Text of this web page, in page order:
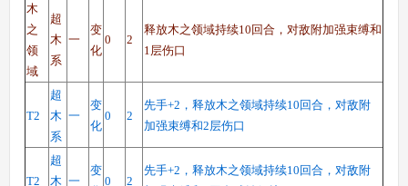
木
之
领
域
超
木
系
一
变
化
0 2
释放木之领域持续10回合，对敌附加强束缚和
1层伤口
T2
超
木
系
一
变
化
0 2
先手+2，释放木之领域持续10回合，对敌附
加强束缚和2层伤口
T2
超
木 一
变
0 2
先手+2，释放木之领域持续10回合，对敌附